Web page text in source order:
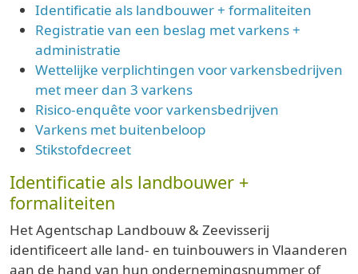
Identificatie als landbouwer + formaliteiten
Registratie van een beslag met varkens +
administratie
Wettelijke verplichtingen voor varkensbedrijven
met meer dan 3 varkens
Risico-enquête voor varkensbedrijven
Varkens met buitenbeloop
Stikstofdecreet
Identificatie als landbouwer +
formaliteiten
Het Agentschap Landbouw & Zeevisserij
identificeert alle land- en tuinbouwers in Vlaanderen
aan de hand van hun ondernemingsnummer of